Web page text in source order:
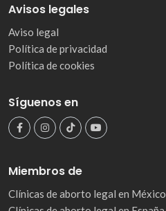
Avisos legales
Aviso legal
Política de privacidad
Política de cookies
Síguenos en
Miembros de
Clínicas de aborto legal en México